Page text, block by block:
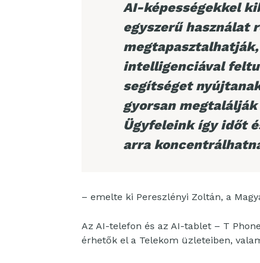
AI-képességekkel
egyszerű használat
intelligenciával
segítséget
gyorsan
Ügyfeleink így időt
arra
– emelte ki Pereszlényi Zoltán, a
Az AI-telefon és az AI-tablet – T
érhetők el a Telekom üzleteiben,